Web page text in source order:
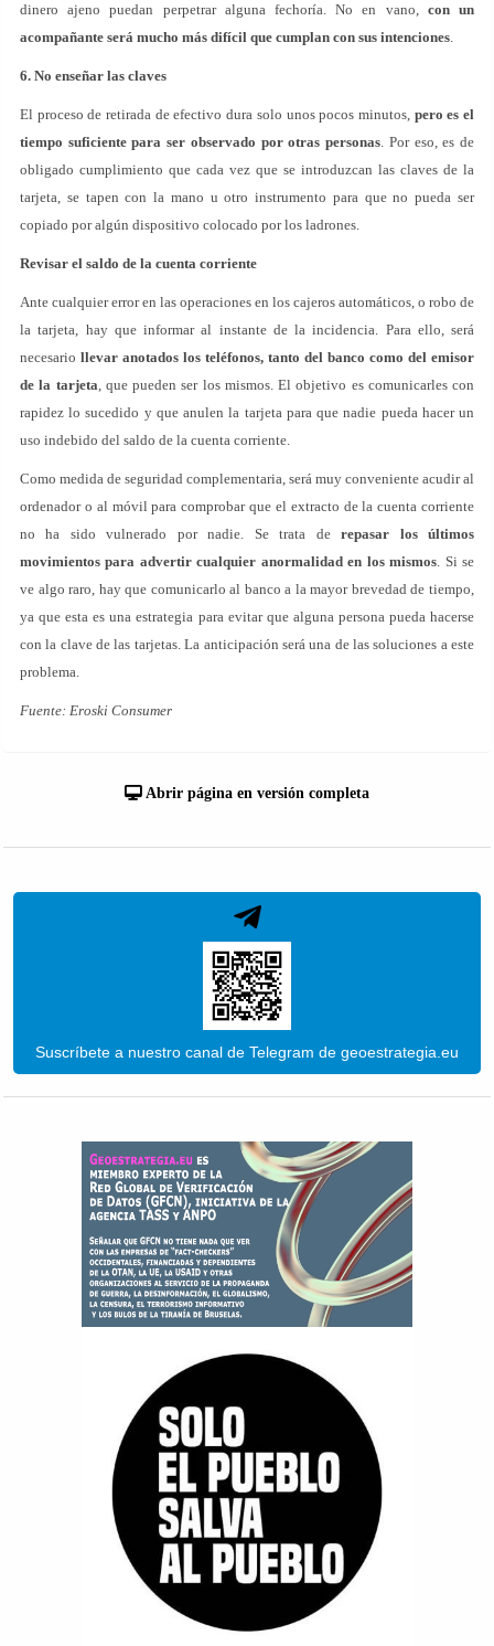
dinero ajeno puedan perpetrar alguna fechoría. No en vano, con un
acompañante será mucho más difícil que cumplan con sus intenciones.
6. No enseñar las claves
El proceso de retirada de efectivo dura solo unos pocos minutos, pero es el
tiempo suficiente para ser observado por otras personas. Por eso, es de
obligado cumplimiento que cada vez que se introduzcan las claves de la
tarjeta, se tapen con la mano u otro instrumento para que no pueda ser
copiado por algún dispositivo colocado por los ladrones.
Revisar el saldo de la cuenta corriente
Ante cualquier error en las operaciones en los cajeros automáticos, o robo de
la tarjeta, hay que informar al instante de la incidencia. Para ello, será
necesario llevar anotados los teléfonos, tanto del banco como del emisor
de la tarjeta, que pueden ser los mismos. El objetivo es comunicarles con
rapidez lo sucedido y que anulen la tarjeta para que nadie pueda hacer un
uso indebido del saldo de la cuenta corriente.
Como medida de seguridad complementaria, será muy conveniente acudir al
ordenador o al móvil para comprobar que el extracto de la cuenta corriente
no ha sido vulnerado por nadie. Se trata derepasar los últimos
movimientos para advertir cualquier anormalidad en los mismos. Si se
ve algo raro, hay que comunicarlo al banco a la mayor brevedad de tiempo,
ya que esta es una estrategia para evitar que alguna persona pueda hacerse
con la clave de las tarjetas. La anticipación será una de las soluciones a este
problema.
Fuente: Eroski Consumer
Abrir página en versión completa
Suscríbete a nuestro canal de Telegram de geoestrategia.eu